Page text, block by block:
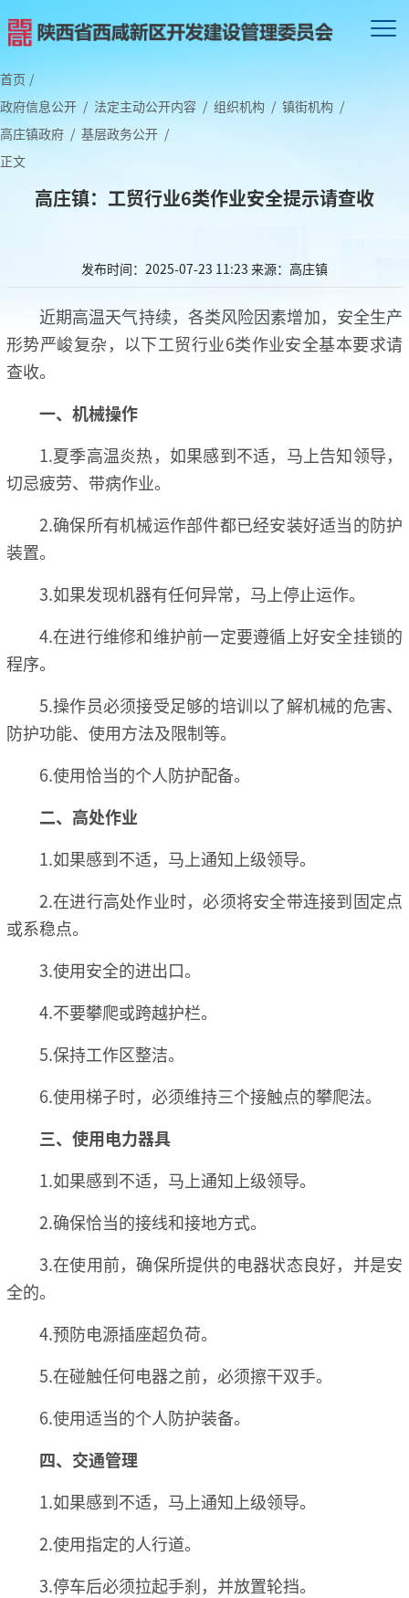
首页 /
政府信息公开 / 法定主动公开内容 / 组织机构 / 镇街机构 /
高庄镇政府 / 基层政务公开 /
正文
高庄镇：工贸行业6类作业安全提示请查收
发布时间：2025-07-23 11:23 来源：高庄镇
近期高温天气持续，各类风险因素增加，安全生产
形势严峻复杂，以下工贸行业6类作业安全基本要求请
查收。
一、机械操作
1.夏季高温炎热，如果感到不适，马上告知领导，
切忌疲劳、带病作业。
2.确保所有机械运作部件都已经安装好适当的防护
装置。
3.如果发现机器有任何异常，马上停止运作。
4.在进行维修和维护前一定要遵循上好安全挂锁的
程序。
5.操作员必须接受足够的培训以了解机械的危害、
防护功能、使用方法及限制等。
6.使用恰当的个人防护配备。
二、高处作业
1.如果感到不适，马上通知上级领导。
2.在进行高处作业时，必须将安全带连接到固定点
或系稳点。
3.使用安全的进出口。
4.不要攀爬或跨越护栏。
5.保持工作区整洁。
6.使用梯子时，必须维持三个接触点的攀爬法。
三、使用电力器具
1.如果感到不适，马上通知上级领导。
2.确保恰当的接线和接地方式。
3.在使用前，确保所提供的电器状态良好，并是安
全的。
4.预防电源插座超负荷。
5.在碰触任何电器之前，必须擦干双手。
6.使用适当的个人防护装备。
四、交通管理
1.如果感到不适，马上通知上级领导。
2.使用指定的人行道。
3.停车后必须拉起手刹，并放置轮挡。